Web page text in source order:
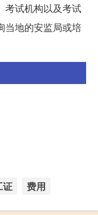
考试机构以及考试
当地的安监局或培
证 费用